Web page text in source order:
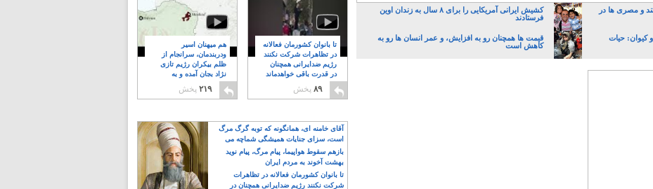
و مصری ها در
کشیش ایرانی آمریکایی را برای ۸ سال به زندان اوین
فرستادند
کیوان: حیات
قیمت ها همچنان رو به افزایش، و عمر انسان ها رو به
کاهش است
هم میهنان اسیر
ودربندمان، سرانجام از
ظلم بیکران رژیم تازی
نژاد بجان آمده و به
۲۱۹ پخش
تا بانوان کشورمان فعالانه
در تظاهرات شرکت نکنند
رژیم ضدایرانی همچنان
در قدرت باقی خواهدماند
۸
۸۹ پخش
آقای خامنه ای، همانگونه که توبه گرگ مرگ
است، سزای جنایات همیشگی شماچه می
تواند باشد؟!
بازهم سقوط هواپیما، پیام مرگ، پیام نوید
بهشت آخوند به مردم ایران
تا بانوان کشورمان فعالانه در تظاهرات
شرکت نکنند رژیم ضدایرانی همچنان در